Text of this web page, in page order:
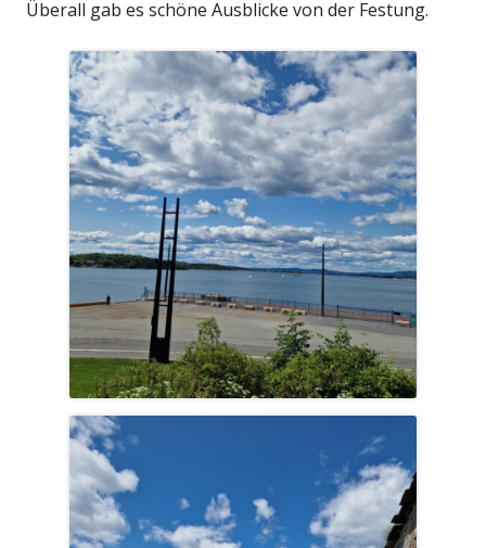
Überall gab es schöne Ausblicke von der Festung.